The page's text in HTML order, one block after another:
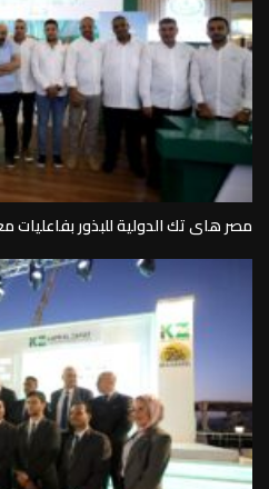
مصر هاى تك الدولية للبذور